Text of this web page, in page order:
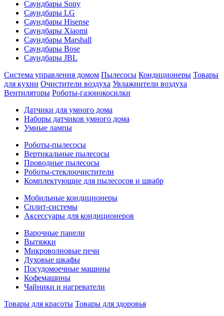
Саундбары Sony
Саундбары LG
Саундбары Hisense
Саундбары Xiaomi
Саундбары Marshall
Саундбары Bose
Саундбары JBL
Система управления домом Пылесосы Кондиционеры Товары
для кухни Очистители воздуха Увлажнители воздуха
Вентиляторы Роботы-газонокосилки
Датчики для умного дома
Наборы датчиков умного дома
Умные лампы
Роботы-пылесосы
Вертикальные пылесосы
Проводные пылесосы
Роботы-стеклоочистители
Комплектующие для пылесосов и швабр
Мобильные кондиционеры
Сплит-системы
Аксессуары для кондиционеров
Варочные панели
Вытяжки
Микроволновые печи
Духовые шкафы
Посудомоечные машины
Кофемашины
Чайники и нагреватели
Товары для красоты Товары для здоровья